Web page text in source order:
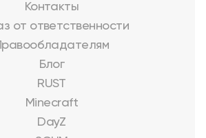
Контакты
от ответственности
Блог
RUST
Minecraft
DayZ